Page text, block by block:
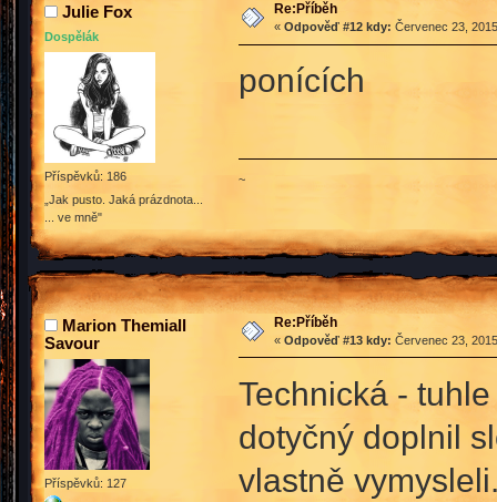
Julie Fox
Dospělák
Příspěvků: 186
„Jak pusto. Jaká prázdnota...
... ve mně"
Re:Příběh
« Odpověď #12 kdy: Červenec 23,
ponících
~
Marion Themiall
Savour
Příspěvků: 127
Re:Příběh
« Odpověď #13 kdy: Červenec 23,
Technická -
dotyčný doplnil
vlastně